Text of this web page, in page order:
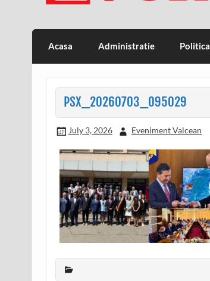
Acasa Administratie Politica
PSX_20260703_095029
July 3, 2026 Eveniment Valcean